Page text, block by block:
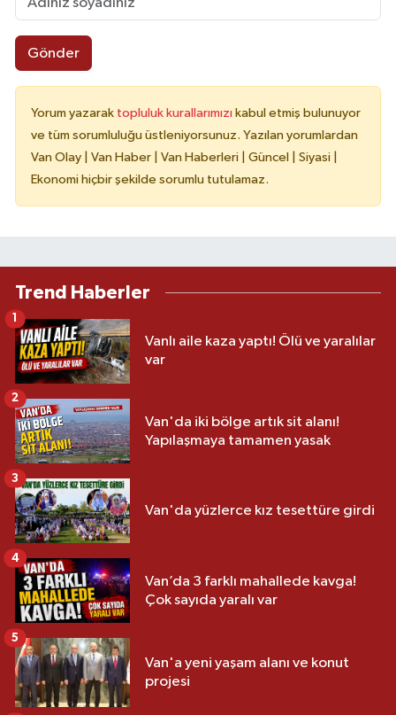
Gönder
Yorum yazarak topluluk kurallarımızı kabul etmiş bulunuyor
ve tüm sorumluluğu üstleniyorsunuz. Yazılan yorumlardan
Van Olay | Van Haber | Van Haberleri | Güncel | Siyasi |
Ekonomi hiçbir şekilde sorumlu tutulamaz.
Trend Haberler
Vanlı aile kaza yaptı! Ölü ve yaralılar
var
1
Van'da iki bölge artık sit alanı!
Yapılaşmaya tamamen yasak
2
Van'da yüzlerce kız tesettüre girdi
3
Van’da 3 farklı mahallede kavga!
Çok sayıda yaralı var
4
Van'a yeni yaşam alanı ve konut
projesi
5